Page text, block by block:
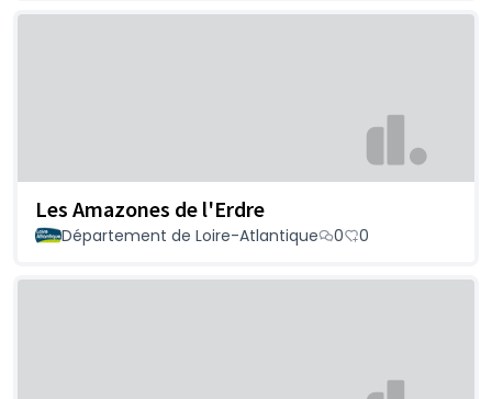
Les Amazones de l'Erdre
Département de Loire-Atlantique 0 0